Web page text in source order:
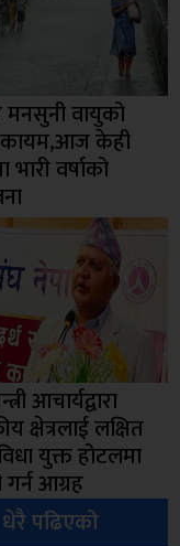
वायुको
कायम,आज केही
भारी वर्षाको
आचार्यद्वारा
क्षेत्रलाई लक्षित
युक्त होटलमा
आग्रह
धेरै पढिएको